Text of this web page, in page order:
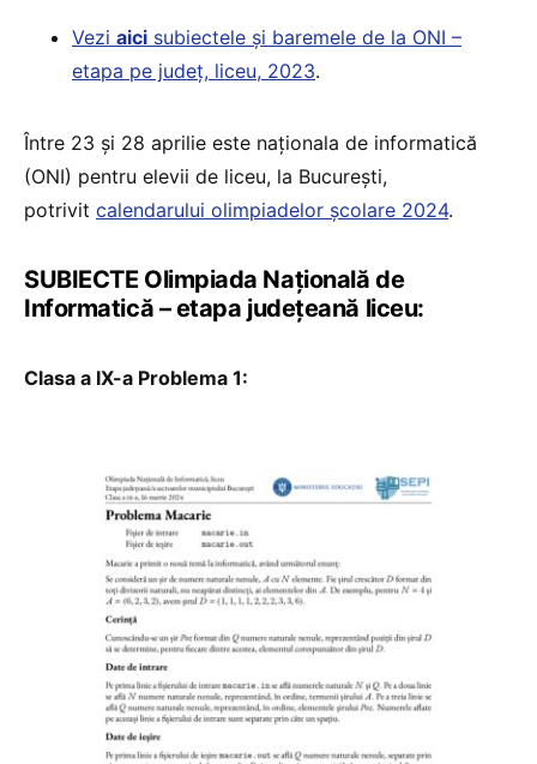
Vezi aici subiectele și baremele de la ONI –
etapa pe județ, liceu, 2023.
Între 23 și 28 aprilie este naționala de informatică
(ONI) pentru elevii de liceu, la București,
potrivit calendarului olimpiadelor școlare 2024.
SUBIECTE Olimpiada Națională de
Informatică – etapa județeană liceu:
Clasa a IX-a Problema 1: